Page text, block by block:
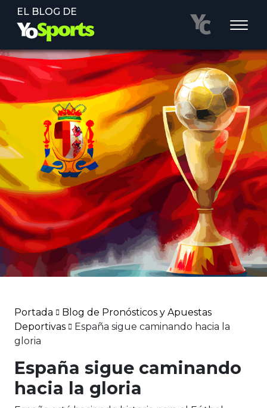
EL BLOG DE
Portada
Blog de Pronósticos y Apuestas
Deportivas
España sigue caminando hacia la
gloria
España sigue caminando
hacia la gloria